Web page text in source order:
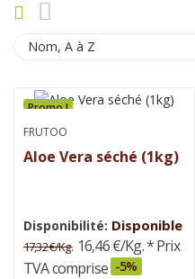
Nom, A à Z
Promo !
FRUTOO
Aloe Vera séché (1kg)
Disponibilité: Disponible
17,32 €/Kg. 16,46 €/Kg.* Prix
TVA comprise -5%